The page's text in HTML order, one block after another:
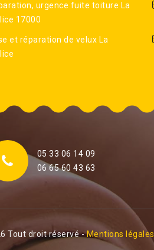
urgence fuite toiture La
17000
et réparation de velux La
05 33 06 14 09
06 65 60 43 63
Tout droit réservé -Mentions légales